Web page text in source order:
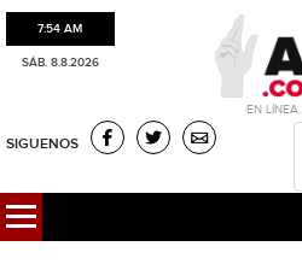
7:54 AM
SÁB. 8.8.2026
·EN
SIGUENOS